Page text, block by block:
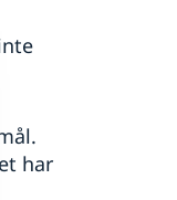
har